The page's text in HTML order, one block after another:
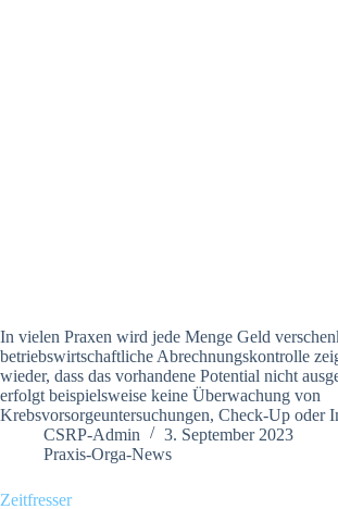
In vielen Praxen wird jede Menge Geld
betriebswirtschaftliche Abrechnungskontrolle
wieder, dass das vorhandene Potential nicht
erfolgt beispielsweise keine Überwachung von
Krebsvorsorgeuntersuchungen, Check-Up oder
CSRP-Admin
3. September 2023
Praxis-Orga-News
Zeitfresser